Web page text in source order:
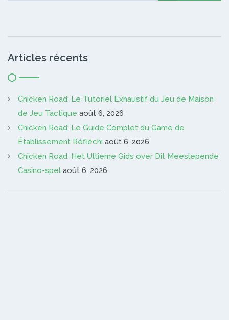
Articles récents
Chicken Road: Le Tutoriel Exhaustif du Jeu de Maison
de Jeu Tactique août 6, 2026
Chicken Road: Le Guide Complet du Game de
Établissement Réfléchi août 6, 2026
Chicken Road: Het Ultieme Gids over Dit Meeslepende
Casino-spel août 6, 2026